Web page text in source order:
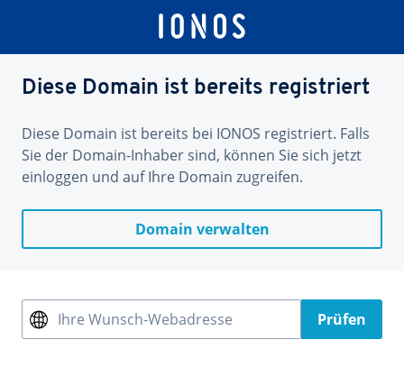
Diese Domain ist bereits registriert
Diese Domain ist bereits bei IONOS registriert. Falls
Sie der Domain-Inhaber sind, können Sie sich jetzt
einloggen und auf Ihre Domain zugreifen.
Domain verwalten
Ihre Wunsch-Webadresse Prüfen